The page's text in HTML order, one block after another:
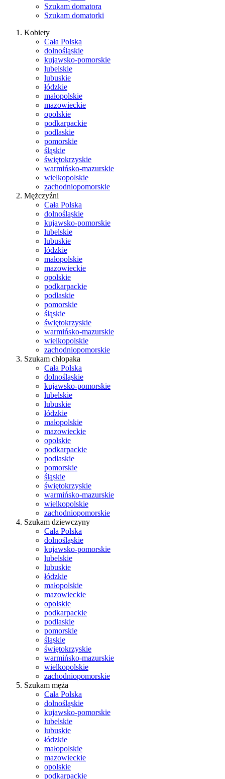
Szukam domatora
Szukam domatorki
Kobiety
Cała Polska
dolnośląskie
kujawsko-pomorskie
lubelskie
lubuskie
łódzkie
małopolskie
mazowieckie
opolskie
podkarpackie
podlaskie
pomorskie
śląskie
świętokrzyskie
warmińsko-mazurskie
wielkopolskie
zachodniopomorskie
Mężczyźni
Cała Polska
dolnośląskie
kujawsko-pomorskie
lubelskie
lubuskie
łódzkie
małopolskie
mazowieckie
opolskie
podkarpackie
podlaskie
pomorskie
śląskie
świętokrzyskie
warmińsko-mazurskie
wielkopolskie
zachodniopomorskie
Szukam chłopaka
Cała Polska
dolnośląskie
kujawsko-pomorskie
lubelskie
lubuskie
łódzkie
małopolskie
mazowieckie
opolskie
podkarpackie
podlaskie
pomorskie
śląskie
świętokrzyskie
warmińsko-mazurskie
wielkopolskie
zachodniopomorskie
Szukam dziewczyny
Cała Polska
dolnośląskie
kujawsko-pomorskie
lubelskie
lubuskie
łódzkie
małopolskie
mazowieckie
opolskie
podkarpackie
podlaskie
pomorskie
śląskie
świętokrzyskie
warmińsko-mazurskie
wielkopolskie
zachodniopomorskie
Szukam męża
Cała Polska
dolnośląskie
kujawsko-pomorskie
lubelskie
lubuskie
łódzkie
małopolskie
mazowieckie
opolskie
podkarpackie